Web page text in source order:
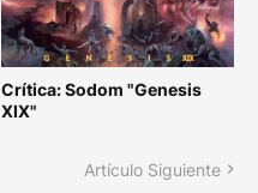
Crítica: Sodom "Genesis
XIX"
Artículo Siguiente